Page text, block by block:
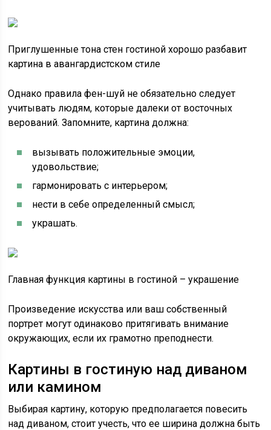
Приглушенные тона стен гостиной хорошо разбавит
картина в авангардистском стиле
Однако правила фен-шуй не обязательно следует
учитывать людям, которые далеки от восточных
верований. Запомните, картина должна:
вызывать положительные эмоции,
удовольствие;
гармонировать с интерьером;
нести в себе определенный смысл;
украшать.
Главная функция картины в гостиной – украшение
Произведение искусства или ваш собственный
портрет могут одинаково притягивать внимание
окружающих, если их грамотно преподнести.
Картины в гостиную над диваном
или камином
Выбирая картину, которую предполагается повесить
над диваном, стоит учесть, что ее ширина должна быть